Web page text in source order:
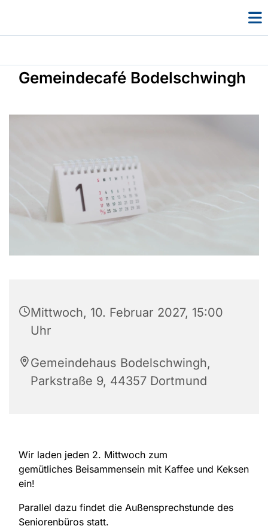
Gemeindecafé Bodelschwingh
Mittwoch, 10. Februar 2027, 15:00
Uhr
Gemeindehaus Bodelschwingh,
Parkstraße 9, 44357 Dortmund
Wir laden jeden 2. Mittwoch zum
gemütliches Beisammensein mit Kaffee und Keksen
ein!
Parallel dazu findet die Außensprechstunde des
Seniorenbüros statt.